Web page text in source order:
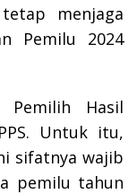
menjaga
Pemilu 2024
Pemilih Hasil
Untuk itu,
sifatnya wajib
pemilu tahun